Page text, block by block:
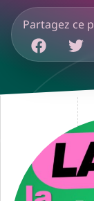
Partagez ce